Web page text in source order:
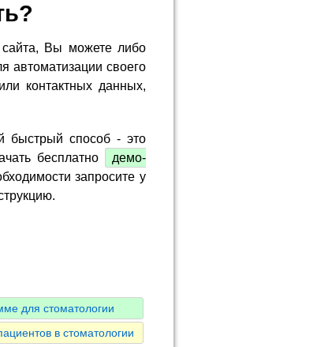
Вы можете либо
автоматизации своего
контактных данных,
быстрый способ - это
бесплатно
демо-
запросите у
для стоматологии
в стоматологии